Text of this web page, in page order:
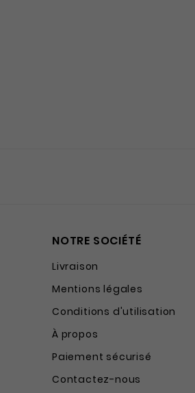
NOTRE SOCIÉTÉ
Livraison
Mentions légales
Conditions d'utilisation
À propos
Paiement sécurisé
Contactez-nous